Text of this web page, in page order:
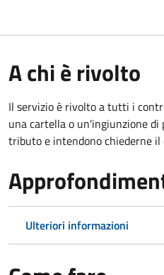
A chi è rivolto
Il servizio è rivolto a tutti i
una cartella o un'ingiunzione
tributo e intendono chiederne il
Ulteriori informazioni